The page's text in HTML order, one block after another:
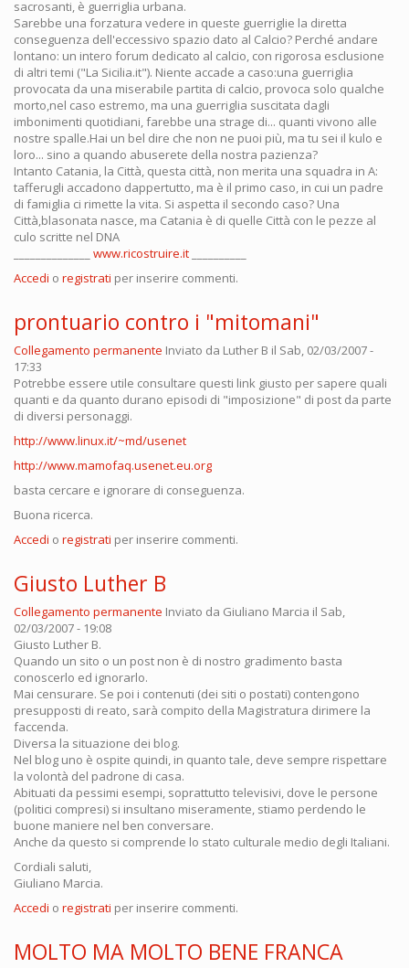
sacrosanti, è guerriglia urbana.
Sarebbe una forzatura vedere in queste guerriglie la diretta
conseguenza dell'eccessivo spazio dato al Calcio? Perché andare
lontano: un intero forum dedicato al calcio, con rigorosa esclusione
di altri temi ("La Sicilia.it"). Niente accade a caso:una guerriglia
provocata da una miserabile partita di calcio, provoca solo qualche
morto,nel caso estremo, ma una guerriglia suscitata dagli
imbonimenti quotidiani, farebbe una strage di... quanti vivono alle
nostre spalle.Hai un bel dire che non ne puoi più, ma tu sei il kulo e
loro... sino a quando abuserete della nostra pazienza?
Intanto Catania, la Città, questa città, non merita una squadra in A:
tafferugli accadono dappertutto, ma è il primo caso, in cui un padre
di famiglia ci rimette la vita. Si aspetta il secondo caso? Una
Città,blasonata nasce, ma Catania è di quelle Città con le pezze al
culo scritte nel DNA
www.ricostruire.it
Accedi o registrati per inserire commenti.
prontuario contro i "mitomani"
Collegamento permanente Inviato da Luther B il Sab, 02/03/2007 -
17:33
Potrebbe essere utile consultare questi link giusto per sapere quali
quanti e da quanto durano episodi di "imposizione" di post da parte
di diversi personaggi.
http://www.linux.it/~md/usenet
http://www.mamofaq.usenet.eu.org
basta cercare e ignorare di conseguenza.
Buona ricerca.
Accedi o registrati per inserire commenti.
Giusto Luther B
Collegamento permanente Inviato da Giuliano Marcia il Sab,
02/03/2007 - 19:08
Giusto Luther B.
Quando un sito o un post non è di nostro gradimento basta
conoscerlo ed ignorarlo.
Mai censurare. Se poi i contenuti (dei siti o postati) contengono
presupposti di reato, sarà compito della Magistratura dirimere la
faccenda.
Diversa la situazione dei blog.
Nel blog uno è ospite quindi, in quanto tale, deve sempre rispettare
la volontà del padrone di casa.
Abituati da pessimi esempi, soprattutto televisivi, dove le persone
(politici compresi) si insultano miseramente, stiamo perdendo le
buone maniere nel ben conversare.
Anche da questo si comprende lo stato culturale medio degli Italiani.
Cordiali saluti,
Giuliano Marcia.
Accedi o registrati per inserire commenti.
MOLTO MA MOLTO BENE FRANCA